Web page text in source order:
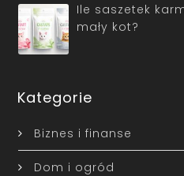
Ile saszetek
mały kot?
Kategorie
Biznes i finanse
Dom i ogród